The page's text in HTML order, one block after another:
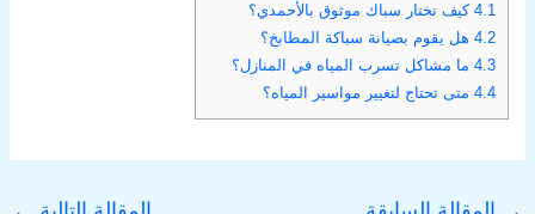
4.1كيف تختار سباك موثوق بالأحمدي؟
4.2هل يقوم بصيانة سباكة المطابخ؟
4.3ما مشاكل تسرب المياه في المنازل؟
4.4متى تحتاج لتغيير مواسير المياه؟